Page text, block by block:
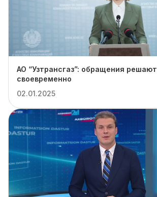
АО “Узтрансгаз”: обращения решают
своевременно
02.01.2025